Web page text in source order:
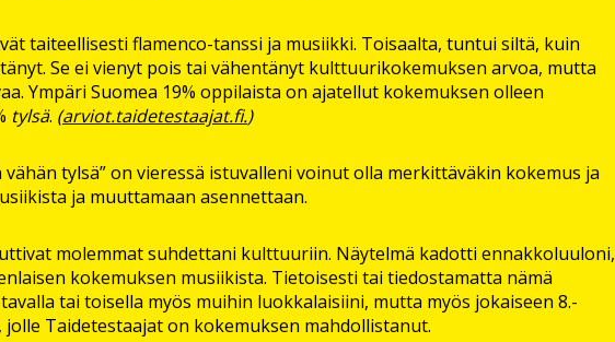
taiteellisesti flamenco-tanssi ja musiikki. Toisaalta, tuntui siltä, kuin
Se ei vienyt pois tai vähentänyt kulttuurikokemuksen arvoa, mutta
Ympäri Suomea 19% oppilaista on ajatellut kokemuksen olleen
tylsä. (arviot.taidetestaajat.fi.)
vähän tylsä” on vieressä istuvalleni voinut olla merkittäväkin kokemus ja
ja muuttamaan asennettaan.
molemmat suhdettani kulttuuriin. Näytelmä kadotti ennakkoluuloni,
kokemuksen musiikista. Tietoisesti tai tiedostamatta nämä
tai toisella myös muihin luokkalaisiini, mutta myös jokaiseen 8.-
Taidetestaajat on kokemuksen mahdollistanut.